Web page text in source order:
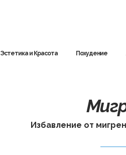
Эстетика и Красота Похудение
Избавление от